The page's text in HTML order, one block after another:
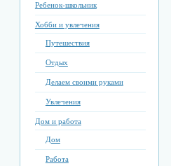
Ребенок-школьник
Хобби и увлечения
Путешествия
Отдых
Делаем своими руками
Увлечения
Дом и работа
Дом
Работа